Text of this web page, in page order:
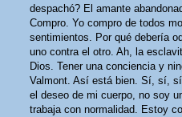
despachó? El amante
Compro. Yo compro de todos
sentimientos. Por qué debería
uno contra el otro. Ah, la
Dios. Tener una conciencia y
Valmont. Así está bien. Sí, sí,
el deseo de mi cuerpo, no soy
trabaja con normalidad. Estoy